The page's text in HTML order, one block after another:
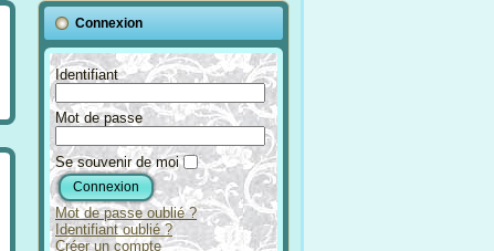
Connexion
Identifiant
Mot de passe
Se souvenir de moi
Mot de passe oublié ?
Identifiant oublié ?
Créer un compte